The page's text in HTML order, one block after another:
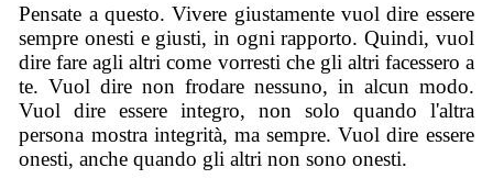
Pensate a questo. Vivere giustamente vuol dire essere
sempre onesti e giusti, in ogni rapporto. Quindi, vuol
dire fare agli altri come vorresti che gli altri facessero a
te. Vuol dire non frodare nessuno, in alcun modo.
Vuol dire essere integro, non solo quando l'altra
persona mostra integrità, ma sempre. Vuol dire essere
onesti, anche quando gli altri non sono onesti.